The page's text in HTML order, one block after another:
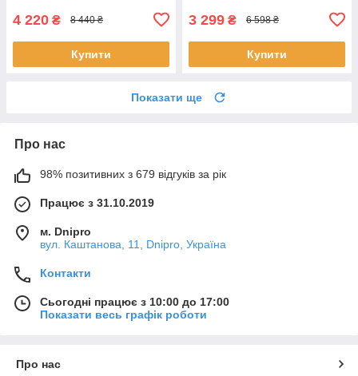
4 220 ₴ 8 440 ₴
Купити
3 299 ₴ 6 598 ₴
Купити
Показати ще
Про нас
98% позитивних з 679 відгуків за рік
Працює з 31.10.2019
м. Dnipro
вул. Каштанова, 11, Dnipro, Україна
Контакти
Сьогодні працює з 10:00 до 17:00
Показати весь графік роботи
Про нас